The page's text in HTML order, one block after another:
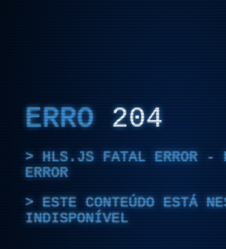
ERRO 204
HLS.JS FATAL ERROR -
ERROR
ESTE CONTEÚDO ESTÁ
INDISPONÍVEL